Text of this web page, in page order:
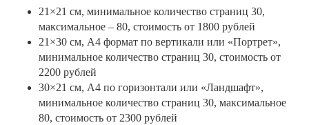
21×21 см, минимальное количество страниц 30,
максимальное – 80, стоимость от 1800 рублей
21×30 см, А4 формат по вертикали или «Портрет»,
минимальное количество страниц 30, стоимость от
2200 рублей
30×21 см, А4 по горизонтали или «Ландшафт»,
минимальное количество страниц 30, максимальное
80, стоимость от 2300 рублей